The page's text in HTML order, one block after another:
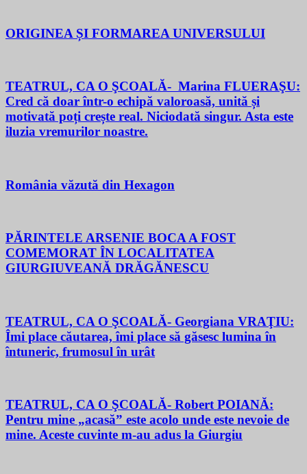
ORIGINEA ȘI FORMAREA UNIVERSULUI
TEATRUL, CA O ŞCOALĂ- Marina FLUERAŞU:
Cred că doar într-o echipă valoroasă, unită și
motivată poți crește real. Niciodată singur. Asta este
iluzia vremurilor noastre.
România văzută din Hexagon
PĂRINTELE ARSENIE BOCA A FOST
COMEMORAT ÎN LOCALITATEA
GIURGIUVEANĂ DRĂGĂNESCU
TEATRUL, CA O ŞCOALĂ- Georgiana VRAŢIU:
Îmi place căutarea, îmi place să găsesc lumina în
întuneric, frumosul în urât
TEATRUL, CA O ŞCOALĂ- Robert POIANĂ:
Pentru mine „acasă” este acolo unde este nevoie de
mine. Aceste cuvinte m-au adus la Giurgiu